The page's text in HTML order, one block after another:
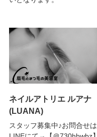
ネイルアトリエ ルアナ
(LUANA)
スタッフ募集中♪お問合せは